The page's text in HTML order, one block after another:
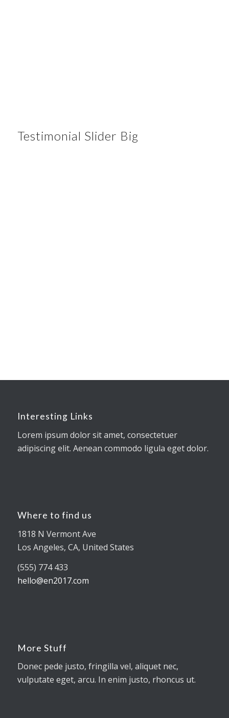
Testimonial Slider Big
Interesting Links
Lorem ipsum dolor sit amet, consectetuer
adipiscing elit. Aenean commodo ligula eget dolor.
Where to find us
1818 N Vermont Ave
Los Angeles, CA, United States
(555) 774 433
hello@en2017.com
More Stuff
Donec pede justo, fringilla vel, aliquet nec,
vulputate eget, arcu. In enim justo, rhoncus ut.